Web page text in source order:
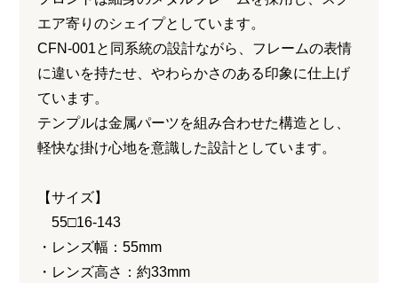
エア寄りのシェイプとしています。
CFN-001と同系統の設計ながら、フレームの表情
に違いを持たせ、やわらかさのある印象に仕上げ
ています。
テンプルは金属パーツを組み合わせた構造とし、
軽快な掛け心地を意識した設計としています。
【サイズ】
55□16-143
・レンズ幅：55mm
・レンズ高さ：約33mm